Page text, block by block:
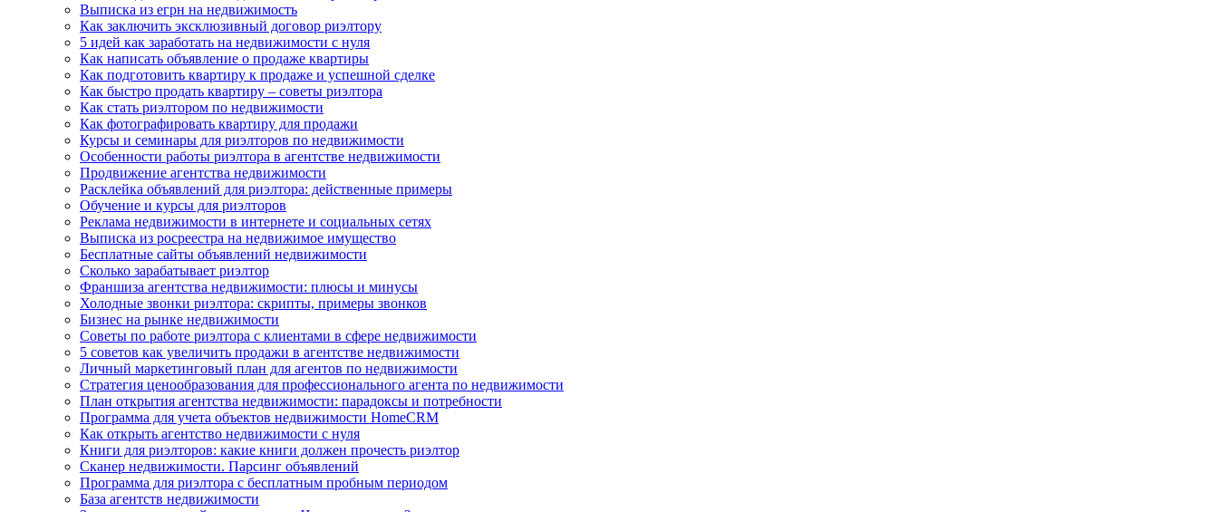
Выписка из егрн на недвижимость
Как заключить эксклюзивный договор риэлтору
5 идей как заработать на недвижимости с нуля
Как написать объявление о продаже квартиры
Как подготовить квартиру к продаже и успешной сделке
Как быстро продать квартиру – советы риэлтора
Как стать риэлтором по недвижимости
Как фотографировать квартиру для продажи
Курсы и семинары для риэлторов по недвижимости
Особенности работы риэлтора в агентстве недвижимости
Продвижение агентства недвижимости
Расклейка объявлений для риэлтора: действенные примеры
Обучение и курсы для риэлторов
Реклама недвижимости в интернете и социальных сетях
Выписка из росреестра на недвижимое имущество
Бесплатные сайты объявлений недвижимости
Сколько зарабатывает риэлтор
Франшиза агентства недвижимости: плюсы и минусы
Холодные звонки риэлтора: скрипты, примеры звонков
Бизнес на рынке недвижимости
Советы по работе риэлтора с клиентами в сфере недвижимости
5 советов как увеличить продажи в агентстве недвижимости
Личный маркетинговый план для агентов по недвижимости
Стратегия ценообразования для профессионального агента по недвижимости
План открытия агентства недвижимости: парадоксы и потребности
Программа для учета объектов недвижимости HomeCRM
Как открыть агентство недвижимости с нуля
Книги для риэлторов: какие книги должен прочесть риэлтор
Сканер недвижимости. Парсинг объявлений
Программа для риэлтора с бесплатным пробным периодом
База агентств недвижимости